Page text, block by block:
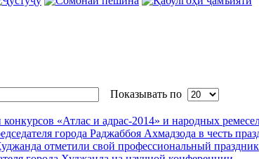
Показывать по
«Атлас и адрас-2014» и народных
города Раджаббоя Ахмадзода в честь
отметили свой профессиональный праздник